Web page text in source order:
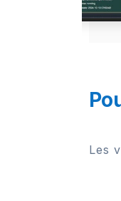
Les